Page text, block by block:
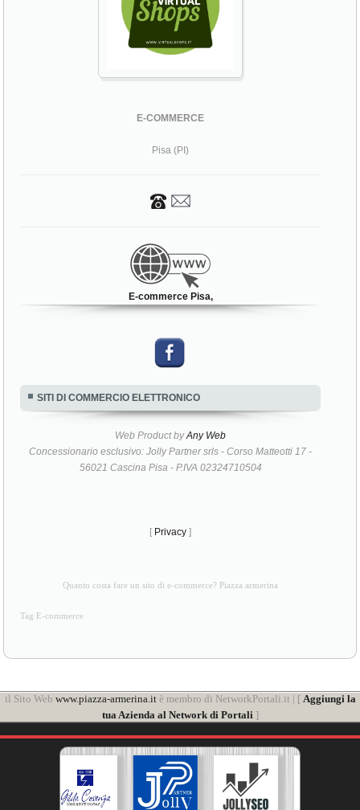
E-COMMERCE
Pisa (PI)
E-commerce Pisa,
SITI DI COMMERCIO ELETTRONICO
Web Product byAny Web
Concessionario esclusivo: Jolly Partner srls - Corso Matteotti 17 -
56021 Cascina Pisa - P.IVA 02324710504
[ Privacy ]
Quanto costa fare un sito di e-commerce? Piazza armerina
Tag E-commerce
il Sito Web www.piazza-armerina.itè membro di NetworkPortali.it | [ Aggiungi la
tua Azienda al Network di Portali ]